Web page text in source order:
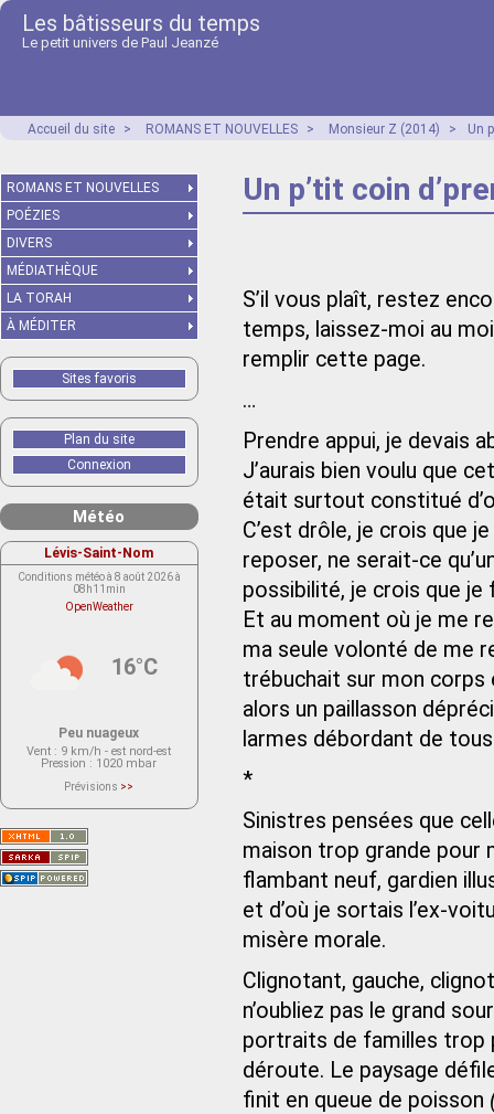
Les bâtisseurs du temps
Le petit univers de Paul Jeanzé
Accueil du site > ROMANS ET NOUVELLES > Monsieur Z (2014) > Un
Un p’tit coin
S’il vous plaît, restez
temps, laissez‑moi au
remplir cette page.
…
Prendre appui, je devais
J’aurais bien voulu que
était surtout constitué
C’est drôle, je crois que je
reposer, ne serait-ce
possibilité, je crois que
Et au moment où je me
ma seule volonté de me
trébuchait sur mon corps
alors un paillasson
larmes débordant de
*
Sinistres pensées que
maison trop grande pour
flambant neuf, gardien
et d’où je sortais l’ex-
misère morale.
Clignotant, gauche,
n’oubliez pas le grand
portraits de familles trop
déroute. Le paysage
finit en queue de poisson
ROMANS ET NOUVELLES
POÉZIES
DIVERS
MÉDIATHÈQUE
LA TORAH
À MÉDITER
Sites favoris
Plan du site
Connexion
Météo
Lévis-Saint-Nom
Conditions météo à 8 août 2026 à
08h11min
OpenWeather
16°C
Peu nuageux
Vent : 9 km/h - est nord-est
Pression : 1020 mbar
Prévisions >>
actuellement aucune prévision
Saint-Nom.
Veuillez consulter le message du
service ci-dessous.
(401 - Invalid API key. Please see
https://openweathermap.org/faq#error401